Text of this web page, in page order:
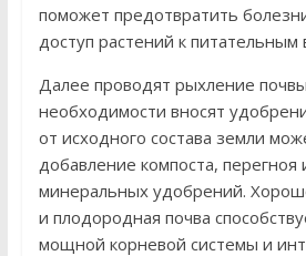
поможет предотвратить
доступ растений к питательным
Далее проводят рыхление
необходимости вносят
от исходного состава земли
добавление компоста, перегноя
минеральных удобрений.
и плодородная почва
мощной корневой системы и